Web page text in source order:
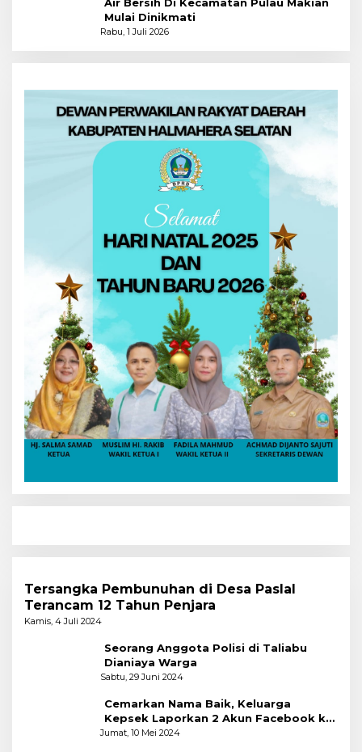
Mulai Dinikmati
Rabu, 1 Juli 2026
Tersangka Pembunuhan di Desa Paslal
Terancam 12 Tahun Penjara
Kamis, 4 Juli 2024
Seorang Anggota Polisi di Taliabu
Dianiaya Warga
Sabtu, 29 Juni 2024
Cemarkan Nama Baik, Keluarga
Kepsek Laporkan 2 Akun Facebook ke
Polres
Jumat, 10 Mei 2024